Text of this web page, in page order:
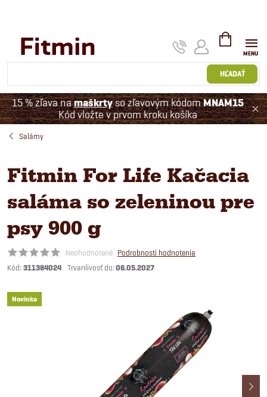
HĽADAŤ
NÁKUPNÝ
KOŠÍK
15 % zľava namaškrtyso zľavovým kódomMNAM15
Kód vložte v prvom kroku košíka
Salámy
Fitmin For Life Kačacia
saláma so zeleninou pre
psy 900 g
Neohodnotené Podrobnosti hodnotenia
Kód: 311384024 06.05.2027
Novinka